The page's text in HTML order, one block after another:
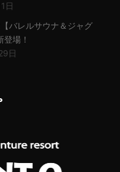
日
バレルサウナ＆ジャグ
場！
日